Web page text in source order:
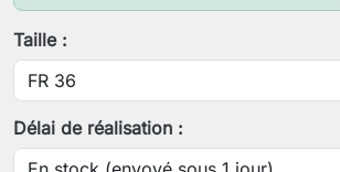
Taille :
Délai de réalisation :